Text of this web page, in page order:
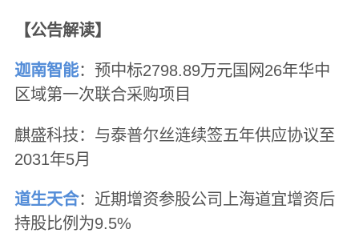
【公告解读】
迦南智能：预中标2798.89万元国网26年华中
区域第一次联合采购项目
麒盛科技：与泰普尔丝涟续签五年供应协议至
2031年5月
道生天合：近期增资参股公司上海道宜增资后
持股比例为9.5%